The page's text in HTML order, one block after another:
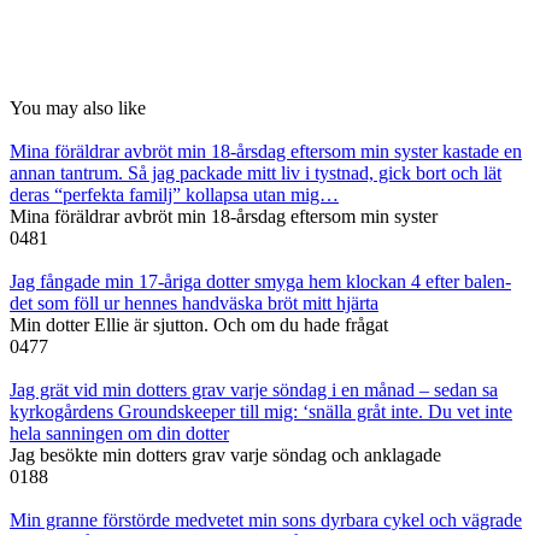
You may also like
Mina föräldrar avbröt min 18-årsdag eftersom min syster kastade en
annan tantrum. Så jag packade mitt liv i tystnad, gick bort och lät
deras “perfekta familj” kollapsa utan mig…
Mina föräldrar avbröt min 18-årsdag eftersom min syster
0481
Jag fångade min 17-åriga dotter smyga hem klockan 4 efter balen-
det som föll ur hennes handväska bröt mitt hjärta
Min dotter Ellie är sjutton. Och om du hade frågat
0477
Jag grät vid min dotters grav varje söndag i en månad – sedan sa
kyrkogårdens Groundskeeper till mig: ‘snälla gråt inte. Du vet inte
hela sanningen om din dotter
Jag besökte min dotters grav varje söndag och anklagade
0188
Min granne förstörde medvetet min sons dyrbara cykel och vägrade